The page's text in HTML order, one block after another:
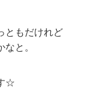
ともだけれど
と。
☆